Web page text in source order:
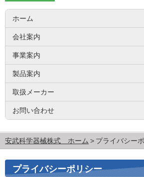
ホーム
会社案内
事業案内
製品案内
取扱メーカー
お問い合わせ
安武科学器械株式 ホーム プライバシー
プライバシーポリシー